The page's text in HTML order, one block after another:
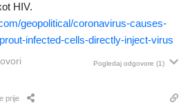
HIV.
geopolitical/coronavirus-causes-
infected-cells-directly-inject-virus
Pogledaj odgovore (1)
prije